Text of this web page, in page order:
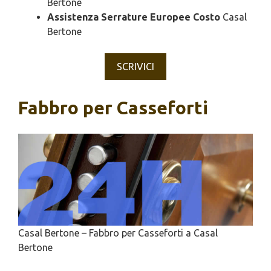
Bertone
Assistenza Serrature Europee Costo Casal
Bertone
SCRIVICI
Fabbro per Casseforti
Casal Bertone – Fabbro per Casseforti a Casal
Bertone